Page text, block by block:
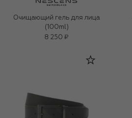
Очищающий гель для лица
(100ml)
8 250 ₽